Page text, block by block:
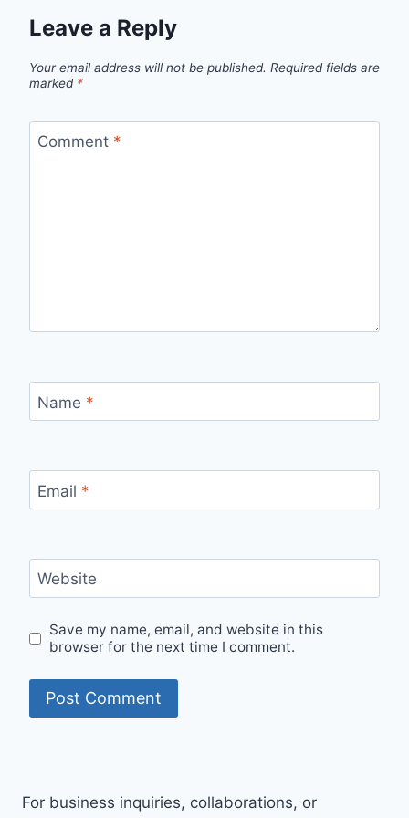
Leave a Reply
Your email address will not be published. Required fields are
marked *
Comment *
Name *
Email *
Website
Save my name, email, and website in this
browser for the next time I comment.
For business inquiries, collaborations, or